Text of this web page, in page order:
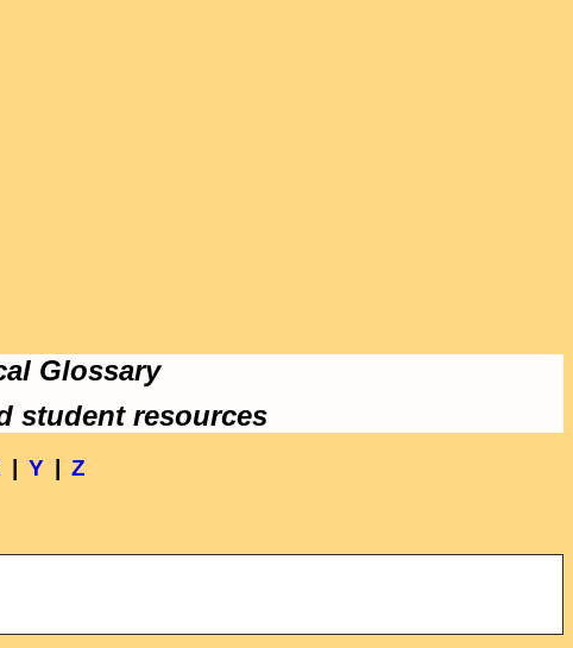
Glossary
student resources
Y
Z